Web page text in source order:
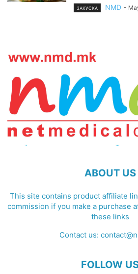
ЗАКУСКА NMD -
ABOUT US
This site contains product affiliate
commission if you make a purchase
these links
Contact us:
FOLLOW